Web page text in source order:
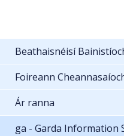
Beathaisnéisí
Foireann
Ár ranna
ga - Garda Information